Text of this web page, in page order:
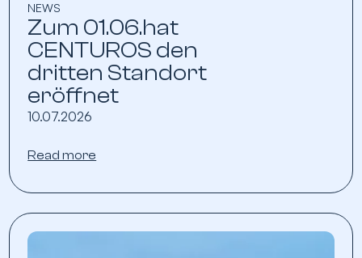
NEWS
Zum 01.06.hat
CENTUROS den
dritten Standort
eröffnet
10.07.2026
Read more